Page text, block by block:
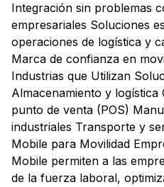
Integración sin problemas
empresariales Soluciones
operaciones de logística y
Marca de confianza en
Industrias que Utilizan
Almacenamiento y
punto de venta (POS)
industriales Transporte y
Mobile para Movilidad
Mobile permiten a las
de la fuerza laboral,